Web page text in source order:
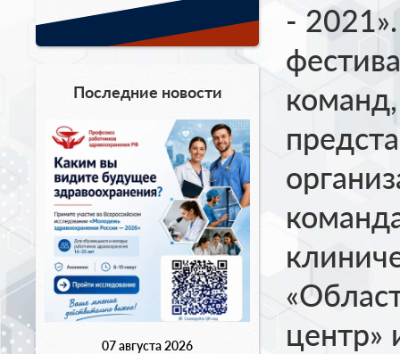
Последние новости
07 августа 2026
-